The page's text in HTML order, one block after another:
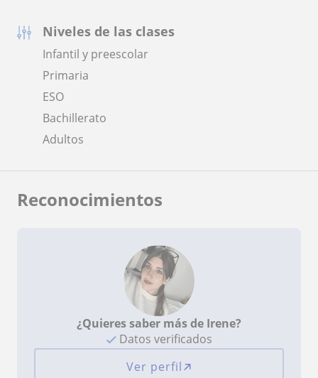
Niveles de las clases
Infantil y preescolar
Primaria
ESO
Bachillerato
Adultos
Reconocimientos
¿Quieres saber más de Irene?
Datos verificados
Ver perfil